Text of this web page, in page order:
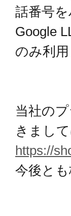
話番号
Google
のみ利用
当社の
きまし
https://
今後と